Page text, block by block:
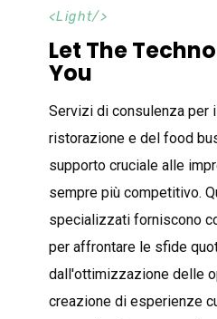
<Light/>
Let The
You
Servizi di consulenza per
ristorazione e del food
supporto cruciale alle
sempre più competitivo.
specializzati forniscono
per affrontare le sfide
dall'ottimizzazione delle
creazione di esperienze